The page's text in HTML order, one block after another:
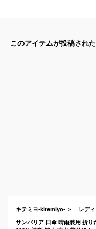
このアイテムが投稿され
キテミヨ-kitemiyo- レデ
サンバリア 日傘 晴雨兼用 折